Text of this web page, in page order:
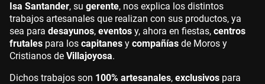
Isa Santander, su gerente, nos explica los distintos
trabajos artesanales que realizan con sus productos, ya
sea para desayunos, eventos y, ahora en fiestas, centros
frutales para los capitanes y compañías de Moros y
Cristianos de Villajoyosa.
Dichos trabajos son 100% artesanales, exclusivos para